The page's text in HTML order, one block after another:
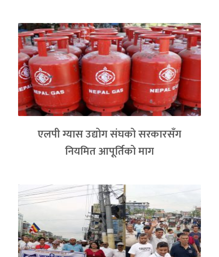
एलपी ग्यास उद्योग संघको सरकारसँग
नियमित आपूर्तिको माग